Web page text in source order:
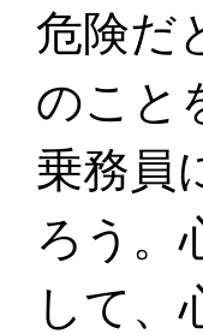
危険だ
のこと
乗務員
ろう。
して、